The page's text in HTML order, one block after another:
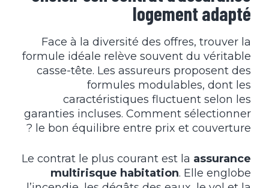
logement adapté
Face à la diversité des offres, trouver la
formule idéale relève souvent du véritable
casse-tête. Les assureurs proposent des
formules modulables, dont les
caractéristiques fluctuent selon les
garanties incluses. Comment sélectionner
le bon équilibre entre prix et couverture ?
Le contrat le plus courant est la assurance
multirisque habitation. Elle englobe